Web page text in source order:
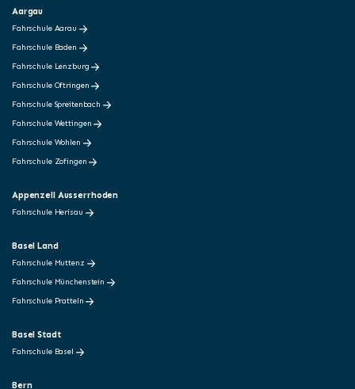
Aargau
Fahrschule Aarau
Fahrschule Baden
Fahrschule Lenzburg
Fahrschule Oftringen
Fahrschule Spreitenbach
Fahrschule Wettingen
Fahrschule Wohlen
Fahrschule Zofingen
Appenzell Ausserrhoden
Fahrschule Herisau
Basel Land
Fahrschule Muttenz
Fahrschule Münchenstein
Fahrschule Pratteln
Basel Stadt
Fahrschule Basel
Bern